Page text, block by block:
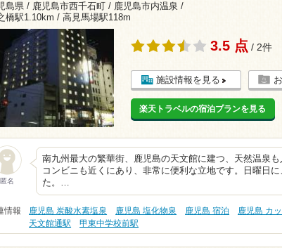
島県 / 鹿児島市西千石町 / 鹿児島市内温泉 /
橋駅1.10km / 高見馬場駅118m
3.5 点 / 2件
施設情報を見る
楽天トラベルの宿泊プランを見る
匿名
南九州最大の繁華街、鹿児島の天文館に建つ、天然温泉
コンビニも近くにあり、非常に便利な立地です。日曜日
た。…
情報 鹿児島 炭酸水素塩泉 鹿児島 塩化物泉 鹿児島 宿泊 鹿児島 カ
天文館通駅
甲東中学校前駅